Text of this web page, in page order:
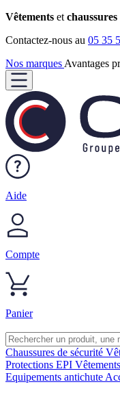
Vêtements et chaussures
Contactez-nous au 05 35
Nos marques Avantages
Aide
Compte
Panier
Chaussures de sécurité
Protections EPI
Equipements antichute